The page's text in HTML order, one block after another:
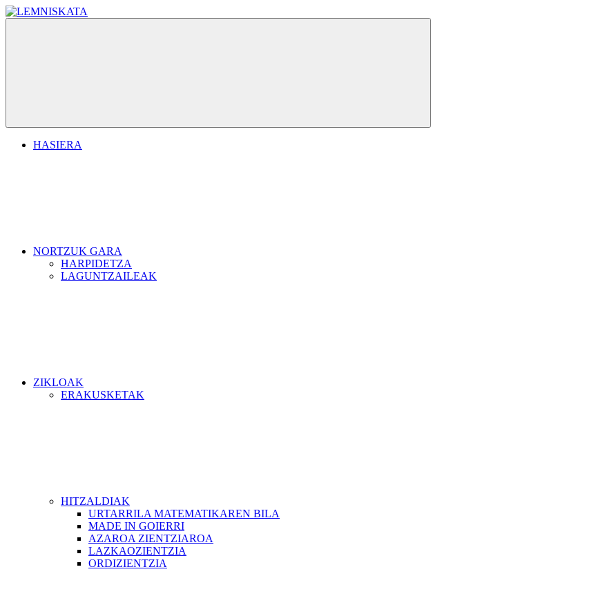
Skip
to
Menu
HASIERA
NORTZUK GARA
HARPIDETZA
LAGUNTZAILEAK
ZIKLOAK
ERAKUSKETAK
HITZALDIAK
URTARRILA MATEMATIKAREN BILA
MADE IN GOIERRI
AZAROA ZIENTZIAROA
LAZKAOZIENTZIA
ORDIZIENTZIA